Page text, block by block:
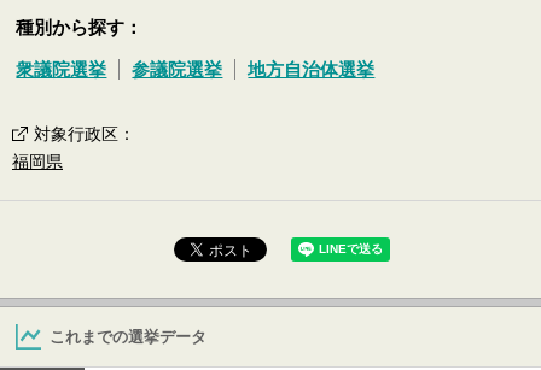
種別から探す：
衆議院選挙 参議院選挙 地方自治体選挙
対象行政区 ：
福岡県
これまでの選挙データ